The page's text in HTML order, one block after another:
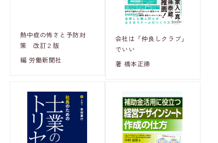
熱中症の怖さと予防対
策 改訂２版
編 労働新聞社
会社は「仲良しクラブ」
でいい
著 橋本正徳